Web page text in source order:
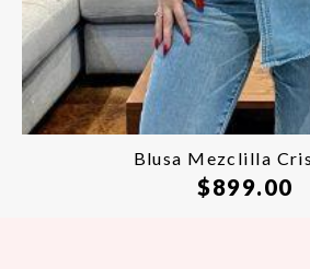
Blusa Mezclilla
$899.00